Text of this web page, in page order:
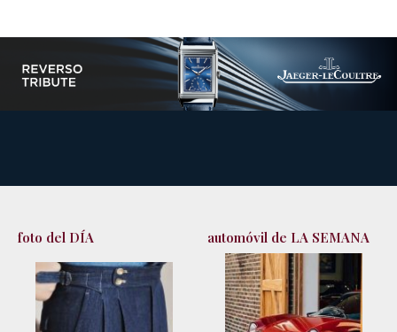
foto del DÍA automóvil de LA SEMANA